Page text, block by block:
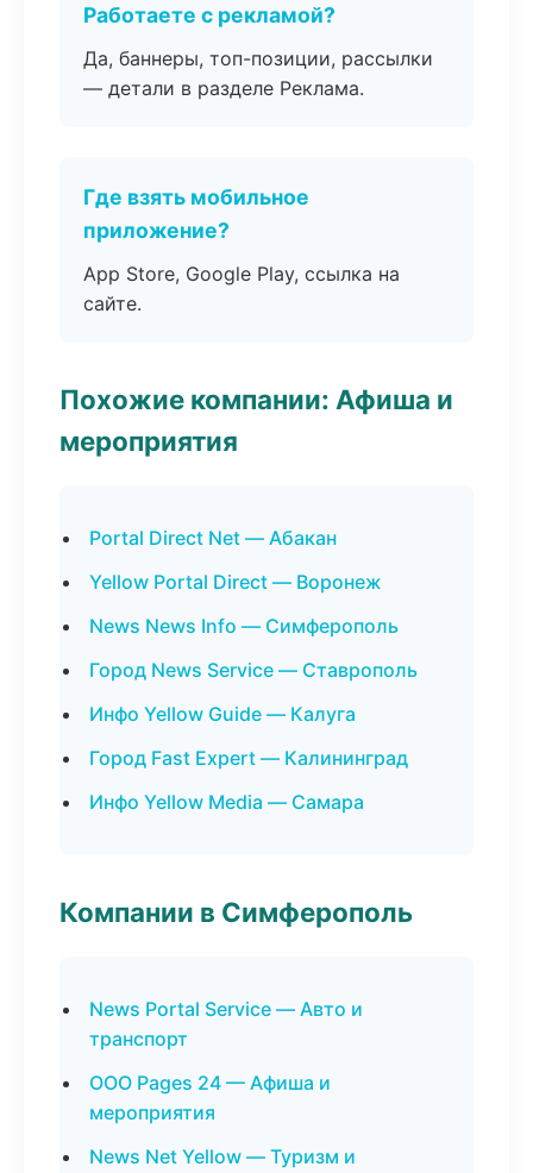
Работаете с рекламой?
Да, баннеры, топ-позиции, рассылки
— детали в разделе Реклама.
Где взять мобильное
приложение?
App Store, Google Play, ссылка на
сайте.
Похожие компании: Афиша и
мероприятия
Portal Direct Net — Абакан
Yellow Portal Direct — Воронеж
News News Info — Симферополь
Город News Service — Ставрополь
Инфо Yellow Guide — Калуга
Город Fast Expert — Калининград
Инфо Yellow Media — Самара
Компании в Симферополь
News Portal Service — Авто и
транспорт
ООО Pages 24 — Афиша и
мероприятия
News Net Yellow — Туризм и